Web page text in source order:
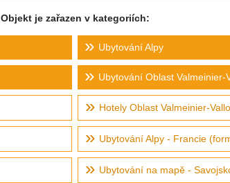
Objekt je zařazen v kategoriích:
Ubytování Alpy
Ubytování Oblast Valmeinier-
Hotely Oblast Valmeinier-
Ubytování Alpy - Francie
Ubytování na mapě -